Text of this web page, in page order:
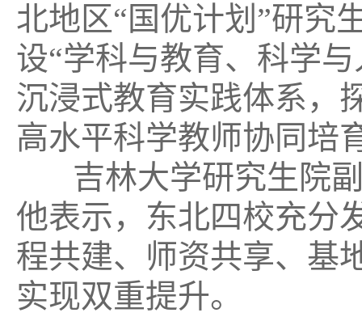
北地区“国优计划”研究
设“学科与教育、科学
沉浸式教育实践体系，
高水平科学教师协同培
吉林大学研究生院
他表示，东北四校充分
程共建、师资共享、基
实现双重提升。